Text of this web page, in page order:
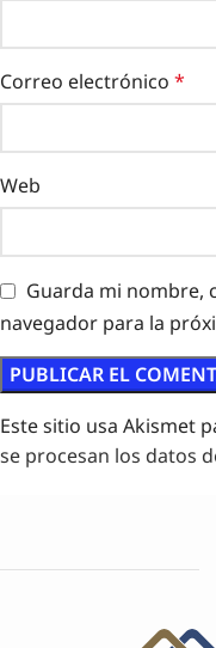
Correo electrónico *
Web
Guarda mi nombre,
navegador para la
Este sitio usa Akismet
se procesan los datos